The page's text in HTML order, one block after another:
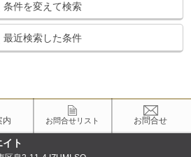
条件を変えて検索
最近検索した条件
内 お問合せリスト お問合せ
ト